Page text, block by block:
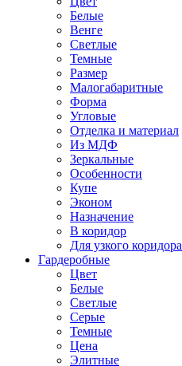
Белые
Венге
Светлые
Темные
Размер
Малогабаритные
Форма
Угловые
Отделка и материал
Из МДФ
Зеркальные
Особенности
Купе
Эконом
Назначение
В коридор
Для узкого коридора
Гардеробные
Цвет
Белые
Светлые
Серые
Темные
Цена
Элитные